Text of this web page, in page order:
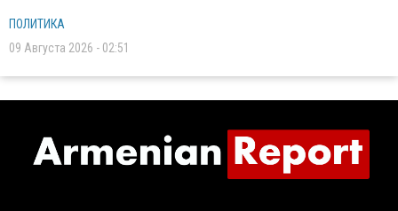
ПОЛИТИКА
09 Августа 2026 - 02:51